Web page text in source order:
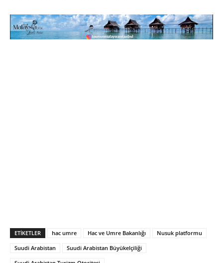
ETIKETLER hac umre Hac ve Umre Bakanlığı
Nusuk platformu
Suudi Arabistan
Suudi Arabistan Büyükelçiliği